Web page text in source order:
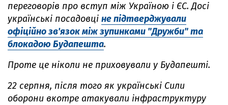
переговорів про вступ між Україною і ЄС. Досі
українські посадовці не підтверджували
офіційно зв'язок між зупинками "Дружби" та
блокадою Будапешта.
Проте це ніколи не приховували у Будапешті.
22 серпня, після того як українські Сили
оборони вкотре атакували інфраструктуру